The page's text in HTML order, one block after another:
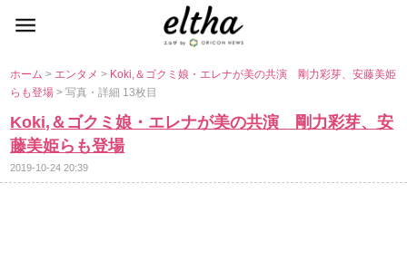
ホーム> エンタメ> Koki,＆ゴクミ娘・エレナが美の共演 剛力彩芽、安藤美姫
らも登場> 写真・詳細 13枚目
Koki,＆ゴクミ娘・エレナが美の共演 剛力彩芽、安
藤美姫らも登場
2019-10-24 20:39